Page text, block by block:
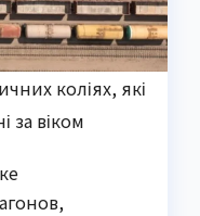
коліях, які
за віком